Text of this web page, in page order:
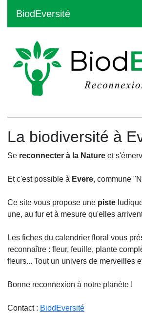
BiodEversité
La biodiversité à
Se reconnecter à la Nature et
Et c'est possible à Evere, commune
Ce site vous propose une piste
une, au fur et à mesure qu'elles
Les fiches du calendrier floral vous
reconnaître : fleur, feuille, plante
fleurs... Tout un univers de merveilles
Bonne reconnexion à notre planète !
Contact : BiodEversité